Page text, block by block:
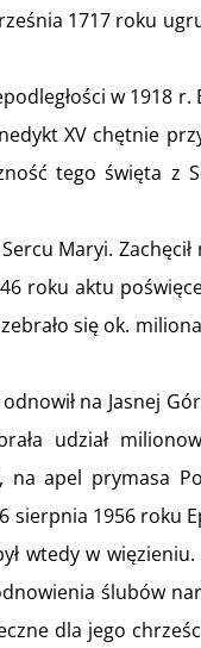
1717 roku
w 1918 r.
XV chętnie
tego święta z
Maryi.
roku aktu
się ok.
na Jasnej
udział
apel prymasa
sierpnia 1956 roku
wtedy w
ślubów
dla jego